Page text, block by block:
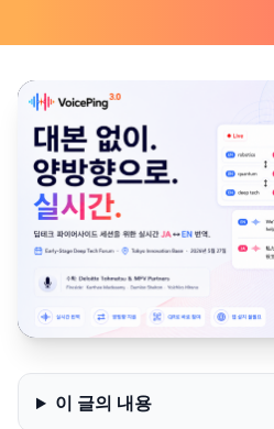
이 글의 내용